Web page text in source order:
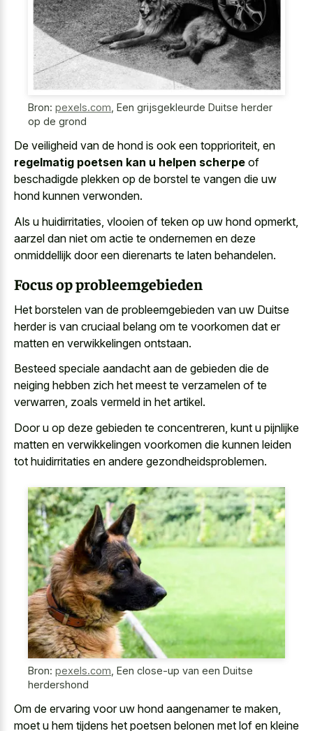
Bron: pexels.com Een grijsgekleurde Duitse herder
op de grond
De veiligheid van de hond is ook een topprioriteit, en
regelmatig poetsen kan u helpen scherpe of
beschadigde plekken op de borstel te vangen die uw
hond kunnen verwonden.
Als u huidirritaties, vlooien of teken op uw hond opmerkt,
aarzel dan niet om actie te ondernemen en deze
onmiddellijk door een dierenarts te laten behandelen.
Focus op probleemgebieden
Het borstelen van de probleemgebieden van uw Duitse
herder is van cruciaal belang om te voorkomen dat er
matten en verwikkelingen ontstaan.
Besteed speciale aandacht aan de gebieden die de
neiging hebben zich het meest te verzamelen of te
verwarren, zoals vermeld in het artikel.
Door u op deze gebieden te concentreren, kunt u pijnlijke
matten en verwikkelingen voorkomen die kunnen leiden
tot huidirritaties en andere gezondheidsproblemen.
Bron: pexels.com Een close-up van een Duitse
herdershond
Om de ervaring voor uw hond aangenamer te maken,
moet u hem tijdens het poetsen belonen met lof en kleine